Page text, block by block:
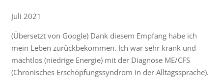
Juli 2021
(Übersetzt von Google) Dank diesem Empfang habe ich
mein Leben zurückbekommen. Ich war sehr krank und
machtlos (niedrige Energie) mit der Diagnose ME/CFS
(Chronisches Erschöpfungssyndrom in der Alltagssprache).